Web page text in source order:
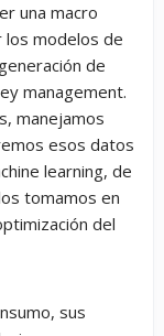
una macro
los modelos de
de
management.
manejamos
esos datos
learning, de
tomamos en
del
sus